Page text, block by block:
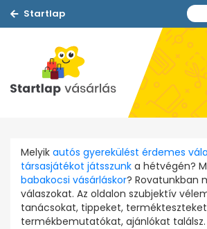
Startlap
Melyik autós gyerekülést érdemes
társasjátékot játsszunk a hétvégén?
babakocsi vásárláskor? Rovatunkban
válaszokat. Az oldalon szubjektív
tanácsokat, tippeket,
termékbemutatókat, ajánlókat találsz.